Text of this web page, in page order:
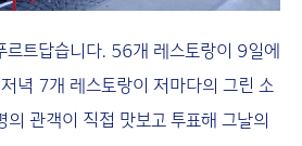
르트답습니다. 56개 레스토랑이 9일에
녁 7개 레스토랑이 저마다의 그린 소
관객이 직접 맛보고 투표해 그날의